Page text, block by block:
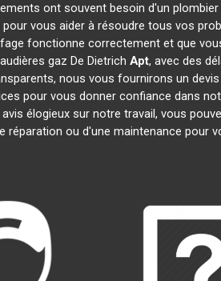
ont souvent besoin d'un
vous aider à résoudre tous vos
fonctionne correctement et que
gaz De Dietrich Apt, avec des
nous vous fournirons un
pour vous donner confiance dans
élogieux sur notre travail, vous
réparation ou d'une maintenance pour